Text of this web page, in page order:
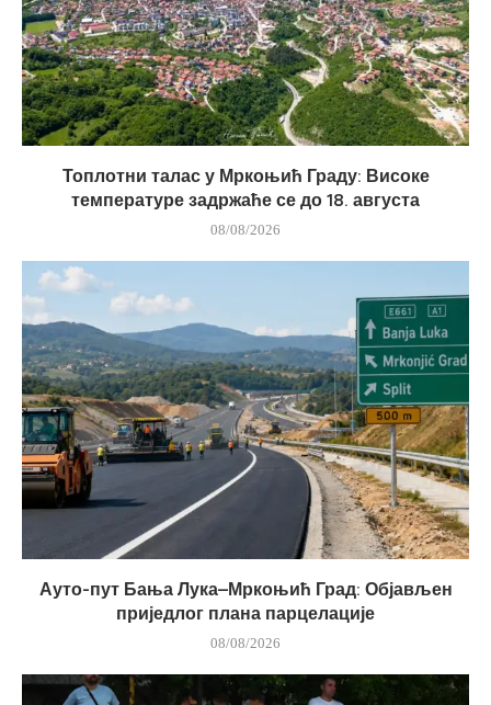
Топлотни талас у Мркоњић Граду: Високе
температуре задржаће се до 18. августа
08/08/2026
Ауто-пут Бања Лука–Мркоњић Град: Објављен
приједлог плана парцелације
08/08/2026